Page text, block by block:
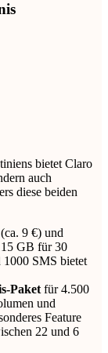
bietet Claro
auch
diese beiden
9 €) und
GB für 30
1000 SMS bietet
Paketfür 4.500
und
Feature
22 und 6